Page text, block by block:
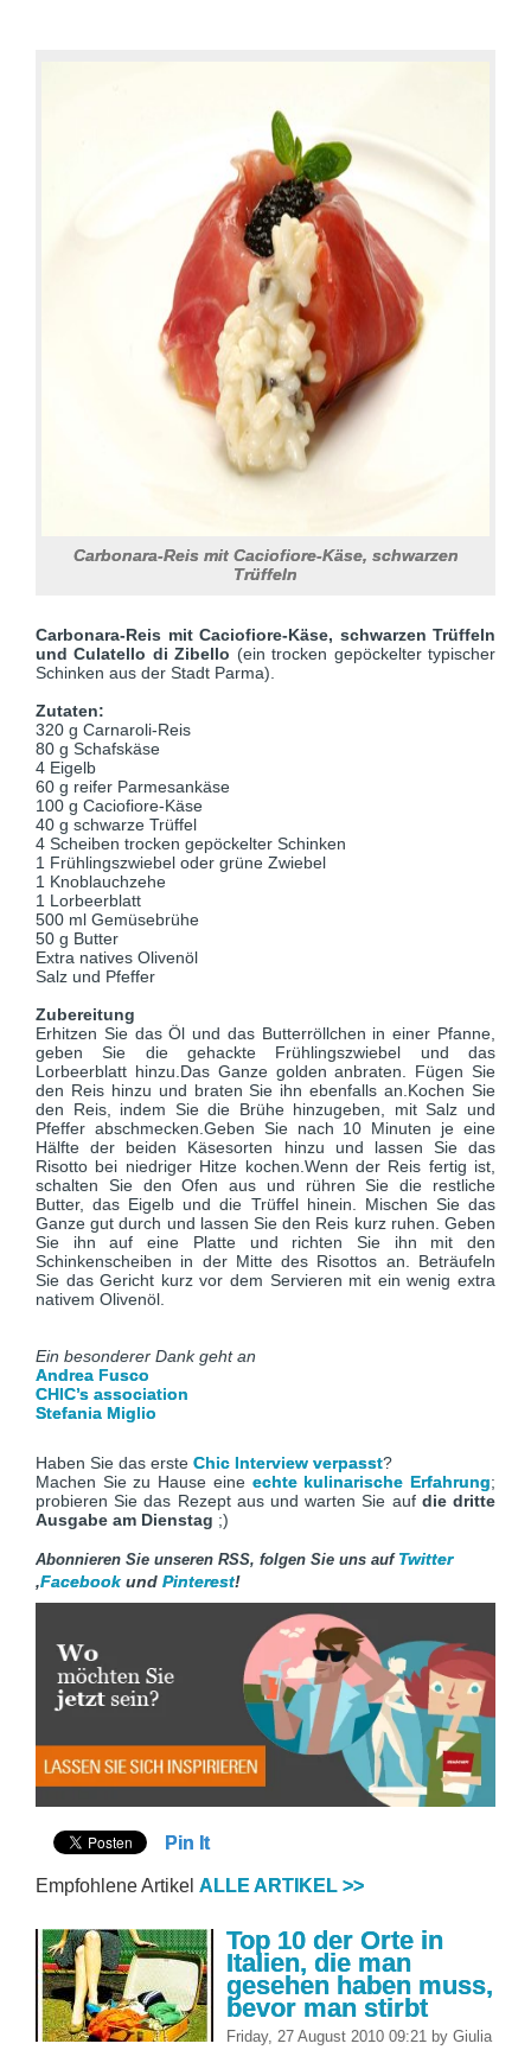
Carbonara-Reis mit Caciofiore-Käse, schwarzen
Trüffeln
Carbonara-Reis mit Caciofiore-Käse, schwarzen Trüffeln
und Culatello di Zibello (ein trocken gepöckelter typischer
Schinken aus der Stadt Parma).
Zutaten:
320 g Carnaroli-Reis
80 g Schafskäse
4 Eigelb
60 g reifer Parmesankäse
100 g Caciofiore-Käse
40 g schwarze Trüffel
4 Scheiben trocken gepöckelter Schinken
1 Frühlingszwiebel oder grüne Zwiebel
1 Knoblauchzehe
1 Lorbeerblatt
500 ml Gemüsebrühe
50 g Butter
Extra natives Olivenöl
Salz und Pfeffer
Zubereitung
Erhitzen Sie das Öl und das Butterröllchen in einer Pfanne,
geben Sie die gehackte Frühlingszwiebel und das
Lorbeerblatt hinzu.Das Ganze golden anbraten. Fügen Sie
den Reis hinzu und braten Sie ihn ebenfalls an.Kochen Sie
den Reis, indem Sie die Brühe hinzugeben, mit Salz und
Pfeffer abschmecken.Geben Sie nach 10 Minuten je eine
Hälfte der beiden Käsesorten hinzu und lassen Sie das
Risotto bei niedriger Hitze kochen.Wenn der Reis fertig ist,
schalten Sie den Ofen aus und rühren Sie die restliche
Butter, das Eigelb und die Trüffel hinein. Mischen Sie das
Ganze gut durch und lassen Sie den Reis kurz ruhen. Geben
Sie ihn auf eine Platte und richten Sie ihn mit den
Schinkenscheiben in der Mitte des Risottos an. Beträufeln
Sie das Gericht kurz vor dem Servieren mit ein wenig extra
nativem Olivenöl.
Ein besonderer Dank geht an
Andrea Fusco
CHIC’s association
Stefania Miglio
Haben Sie das erste Chic Interview verpasst?
Machen Sie zu Hause eine echte kulinarische Erfahrung;
probieren Sie das Rezept aus und warten Sie auf die dritte
Ausgabe am Dienstag ;)
Abonnieren Sie unseren RSS, folgen Sie uns auf Twitter
,Facebookund Pinterest!
Pin It
Empfohlene Artikel ALLE ARTIKEL >>
Top 10 der Orte in
Italien, die man
gesehen haben muss,
bevor man stirbt
Friday, 27 August 2010 09:21 by Giulia